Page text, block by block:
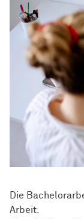
Die
Arbeit.